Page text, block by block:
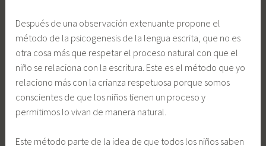
Después de una observación extenuante propone el
método de la psicogenesis de la lengua escrita, que no es
otra cosa más que respetar el proceso natural con que el
niño se relaciona con la escritura. Este es el método que yo
relaciono más con la crianza respetuosa porque somos
conscientes de que los niños tienen un proceso y
permitimos lo vivan de manera natural.
Este método parte de la idea de que todos los niños saben